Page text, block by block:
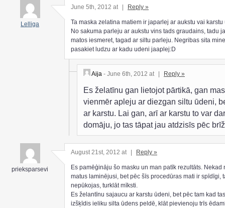
Lelliga
June 5th, 2012 at Reply »
Ta maska zelatina matiem ir japarlej ar aukstu vai karstu
No sakuma parleju ar aukstu vins tads graudains, tadu
matos iesmeret, tagad ar siltu parleju. Negribas sita
pasakiet ludzu ar kadu udeni jaaplej:D
Aija - June 6th, 2012 at | Reply »
Es želatīnu gan lietojot pārtikā, gan
vienmēr apleju ar diezgan siltu ūdeni,
ar karstu. Lai gan, arī ar karstu to var
domāju, jo tas tāpat jau atdzisīs pēc
prieksparsevi
August 21st, 2012 at Reply »
Es pamēģināju šo masku un man patīk rezultāts. Nekad
matus laminējusi, bet pēc šīs procedūras mati ir spīdīgi,
nepūkojas, turklāt mīksti.
Es želantīnu sajaucu ar karstu ūdeni, bet pēc tam kad
izšķīdis ieliku silta ūdens peldē, klāt pievienoju trīs